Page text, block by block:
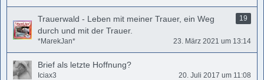
Trauerwald - ​Leben mit meiner Trauer, ein Weg
durch und mit der Trauer.
19
*MarekJan* 23. März 2021 um 13:14
Brief als letzte Hoffnung?
Iciax3 20. Juli 2017 um 11:08